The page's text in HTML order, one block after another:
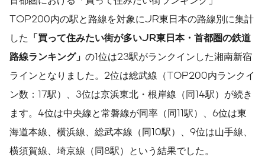
TOP200内の駅と路線を対象にJR東日本の路線別に集計
した 「買って住みたい街が多いJR東日本・首都圏の鉄道
路線ランキング」 の1位は23駅がランクインした湘南新宿
ラインとなりました。2位は総武線（TOP200内ランクイ
ン数：17駅）、3位は京浜東北・根岸線（同14駅）が続き
ます。4位は中央線と常磐線が同率（同11駅）、6位は東
海道本線、横浜線、総武本線（同10駅）、9位は山手線、
横須賀線、埼京線（同8駅）という結果でした。